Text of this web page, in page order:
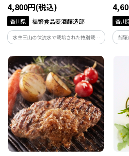
4,800円(税込)
香川県 福繁食品麦酒醸造部
水主三山の伏流水で栽培された特別栽培
米「水主米」を使ったお米のビール。米
麹とシャンパン酵母が協力し、日本酒を
思わせるふくよかな味わいに仕上げてく
れました。弊社ビールの中では高めのア
ルコール度数7％。
香川
当醸
お得
当
使